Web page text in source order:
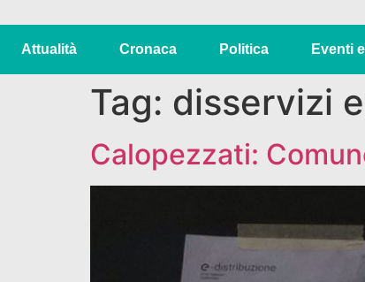
Attualità Cronaca Politica Eventi
Tag: disservizi
Calopezzati: